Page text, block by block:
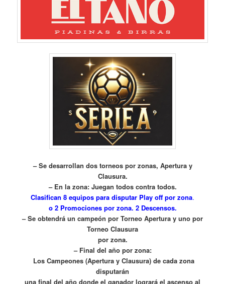
– Se desarrollan dos torneos por zonas, Apertura y
Clausura.
– En la zona: Juegan todos contra todos.
Clasifican 8 equipos para disputar Play off por zona.
o 2 Promociones por zona. 2 Descensos.
– Se obtendrá un campeón por Torneo Apertura y uno por
Torneo Clausura
por zona.
– Final del año por zona:
Los Campeones (Apertura y Clausura) de cada zona
disputarán
una final del año donde el ganador logrará el ascenso al